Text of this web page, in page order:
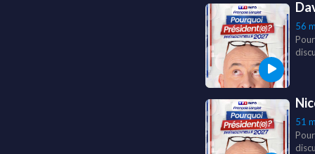
56
51